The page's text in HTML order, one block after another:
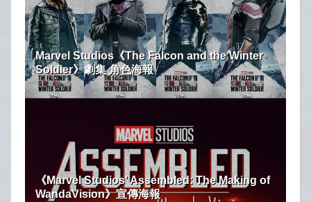
Marvel Studios《The Falcon and the Winter
Soldier》劇集 角色海報
《Marvel Studios' Assembled: The Making of
WandaVision》宣傳海報